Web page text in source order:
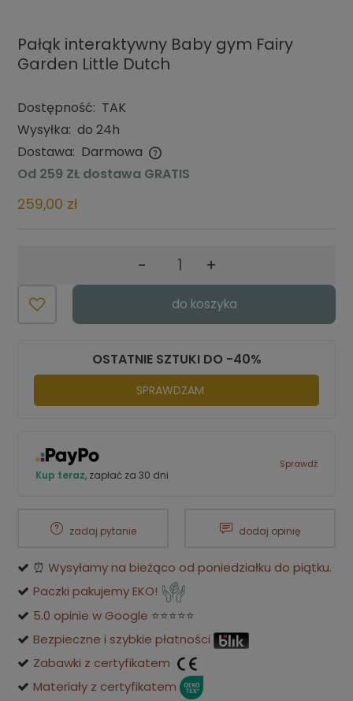
Pałąk interaktywny Baby gym Fairy
Garden Little Dutch
Dostępność: TAK
Wysyłka: do 24h
Dostawa: Darmowa
Cena nie zawiera ewentualnych kosztów płatności
Od 259 ZŁ dostawa GRATIS
259,00 zł
- +
do koszyka
OSTATNIE SZTUKI DO -40%
SPRAWDZAM
Kup teraz, zapłać za 30 dni
Sprawdź
zadaj pytanie dodaj opinię
⏰ Wysyłamy na bieżąco od poniedziałku do piątku.
Paczki pakujemy EKO!
5.0 opinie w Google ⭐⭐⭐⭐⭐
Bezpieczne i szybkie płatności
Zabawki z certyfikatem
Materiały z certyfikatem